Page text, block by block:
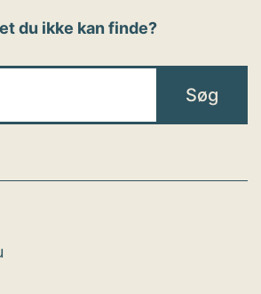
du ikke kan finde?